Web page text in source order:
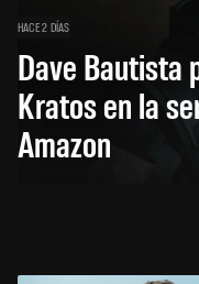
HACE 2 DÍAS
Dave Bautista
Kratos en la
Amazon